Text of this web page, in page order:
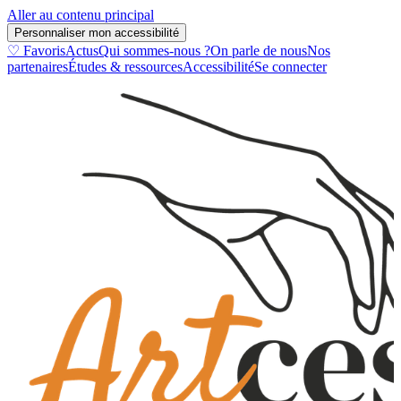
Aller au contenu principal
Personnaliser mon accessibilité
♡ FavorisActusQui sommes-nous ?On parle de nousNos
partenairesÉtudes & ressourcesAccessibilitéSe connecter